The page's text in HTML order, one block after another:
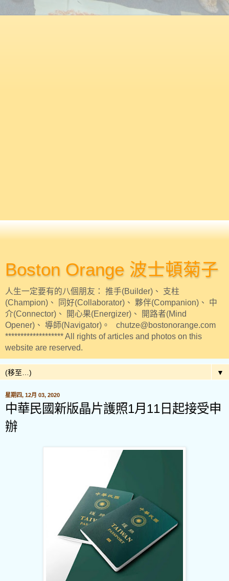
Boston Orange 波士頓菊子
人生一定要有的八個朋友： 推手(Builder)、 支柱
(Champion)、 同好(Collaborator)、 夥伴(Companion)、 中
介(Connector)、 開心果(Energizer)、 開路者(Mind
Opener)、 導師(Navigator)。 chutze@bostonorange.com
******************* All rights of articles and photos on this
website are reserved.
▼
星期四, 12月 03, 2020
中華民國新版晶片護照1月11日起接受申
辦